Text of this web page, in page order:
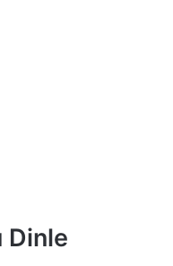
Dinle